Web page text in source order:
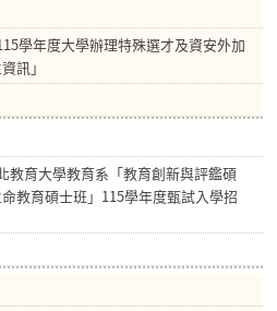
學年度大學辦理特殊選才及資安外加
訊」
教育大學教育系「教育創新與評鑑碩
教育碩士班」115學年度甄試入學招